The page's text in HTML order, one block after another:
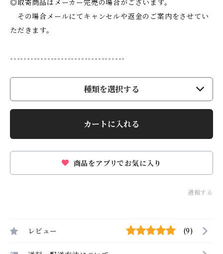
◎取寄商品はメーカー完売の場合がございます。
その場合メールにてキャンセルや返金のご案内をさせてい
ただきます。
----------------------------------
種類を選択する
カートに入れる
商品をアプリでお気に入り
通報する
レビュー (9)